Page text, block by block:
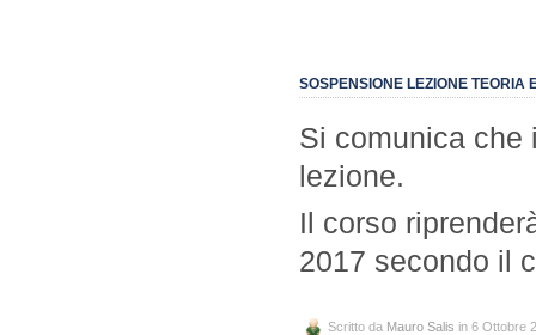
SOSPENSIONE LEZIONE TEORIA
Si comunica che
lezione.
Il corso
2017 secondo il
Scritto da Mauro Salis in 6 Ottobre